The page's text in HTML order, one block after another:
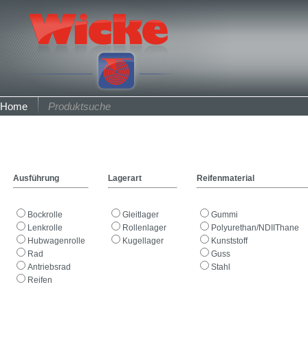
Home Produktsuche
Ausführung Lagerart Reifenmaterial
Bockrolle
Lenkrolle
Hubwagenrolle
Rad
Antriebsrad
Reifen
Gleitlager
Rollenlager
Kugellager
Gummi
Polyurethan/NDIIThane
Kunststoff
Guss
Stahl